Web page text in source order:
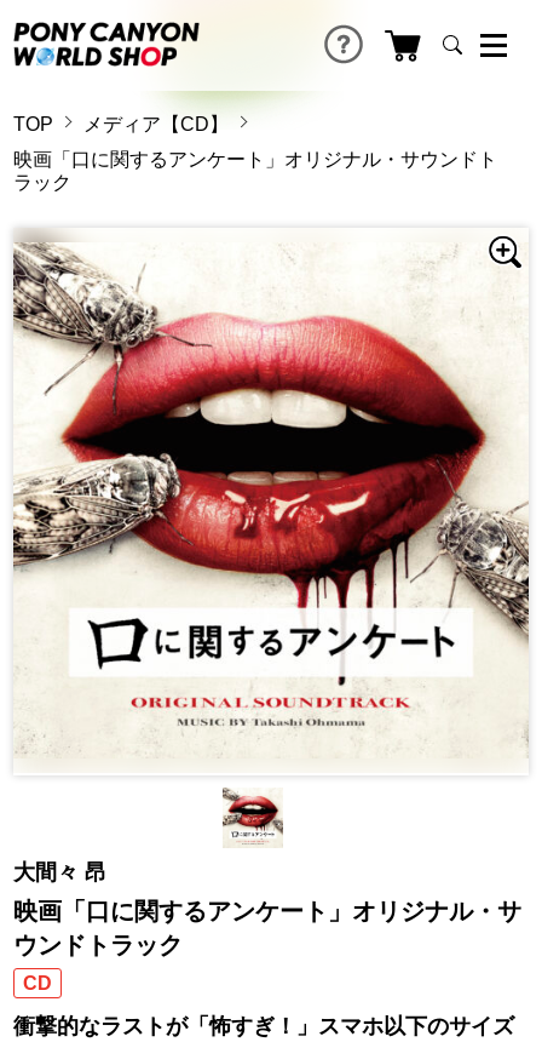
TOP
メディア【CD】
映画「口に関するアンケート」オリジナル・サウンドト
ラック
大間々 昂
映画「口に関するアンケート」オリジナル・サ
ウンドトラック
CD
衝撃的なラストが「怖すぎ！」スマホ以下のサイズ